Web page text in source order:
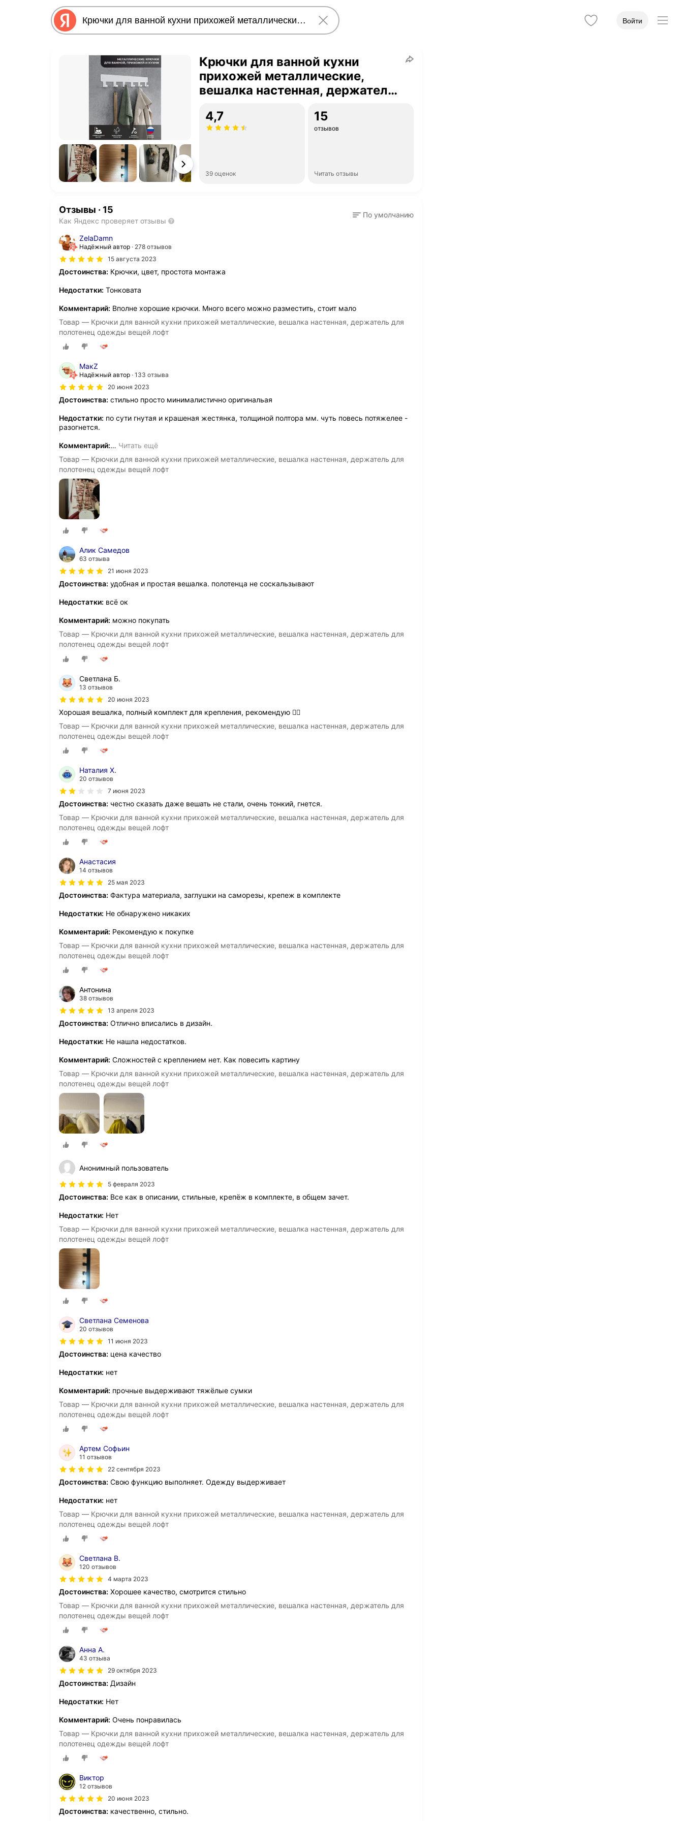
Войти
Крючки для ванной кухни
прихожей металлические,
вешалка настенная, держатель
лофт
4,7
39 оценок
15
отзывов
Читать отзывы
Отзывы · 15
Как Яндекс проверяет отзывы
По умолчанию
ZelaDamn
Надёжный автор
278 отзывов
15 августа 2023
Достоинства: Крючки, цвет, простота монтажа
Недостатки: Тонковата
Комментарий: Вполне хорошие крючки. Много всего можно разместить, стоит мало
Товар — Крючки для ванной кухни прихожей металлические, вешалка настенная, держатель для
полотенец одежды вещей лофт
МакZ
Надёжный автор 133 отзыва
20 июня 2023
Достоинства: стильно просто минималистично оригинальая
Недостатки: по сути гнутая и крашеная жестянка, толщиной полтора мм. чуть повесь потяжелее -
разогнется.
Комментарий:… Читать ещё
Товар — Крючки для ванной кухни прихожей металлические, вешалка настенная, держатель для
полотенец одежды вещей лофт
Алик Самедов
63 отзыва
21 июня 2023
Достоинства: удобная и простая вешалка. полотенца не соскальзывают
Недостатки: всё ок
Комментарий: можно покупать
Товар — Крючки для ванной кухни прихожей металлические, вешалка настенная, держатель для
полотенец одежды вещей лофт
Светлана Б.
13 отзывов
20 июня 2023
Хорошая вешалка, полный комплект для крепления, рекомендую 👍🏻
Товар — Крючки для ванной кухни прихожей металлические, вешалка настенная, держатель для
полотенец одежды вещей лофт
Наталия Х.
20 отзывов
7 июня 2023
Достоинства: честно сказать даже вешать не стали, очень тонкий, гнется.
Товар — Крючки для ванной кухни прихожей металлические, вешалка настенная, держатель для
полотенец одежды вещей лофт
Анастасия
14 отзывов
25 мая 2023
Достоинства: Фактура материала, заглушки на саморезы, крепеж в комплекте
Недостатки: Не обнаружено никаких
Комментарий: Рекомендую к покупке
Товар — Крючки для ванной кухни прихожей металлические, вешалка настенная, держатель для
полотенец одежды вещей лофт
Антонина
38 отзывов
13 апреля 2023
Достоинства: Отлично вписались в дизайн.
Недостатки: Не нашла недостатков.
Комментарий: Сложностей с креплением нет. Как повесить картину
Товар — Крючки для ванной кухни прихожей металлические, вешалка настенная, держатель для
полотенец одежды вещей лофт
Анонимный пользователь
5 февраля 2023
Достоинства: Все как в описании, стильные, крепёж в комплекте, в общем зачет.
Недостатки: Нет
Товар — Крючки для ванной кухни прихожей металлические, вешалка настенная, держатель для
полотенец одежды вещей лофт
Светлана Семенова
20 отзывов
11 июня 2023
Достоинства: цена качество
Недостатки: нет
Комментарий: прочные выдерживают тяжёлые сумки
Товар — Крючки для ванной кухни прихожей металлические, вешалка настенная, держатель для
полотенец одежды вещей лофт
Артем Софьин
11 отзывов
22 сентября 2023
Достоинства: Свою функцию выполняет. Одежду выдерживает
Недостатки: нет
Товар — Крючки для ванной кухни прихожей металлические, вешалка настенная, держатель для
полотенец одежды вещей лофт
Светлана В.
120 отзывов
4 марта 2023
Достоинства: Хорошее качество, смотрится стильно
Товар — Крючки для ванной кухни прихожей металлические, вешалка настенная, держатель для
полотенец одежды вещей лофт
Анна А.
43 отзыва
29 октября 2023
Достоинства: Дизайн
Недостатки: Нет
Комментарий: Очень понравилась
Товар — Крючки для ванной кухни прихожей металлические, вешалка настенная, держатель для
полотенец одежды вещей лофт
Виктор
12 отзывов
20 июня 2023
Достоинства: качественно, стильно.